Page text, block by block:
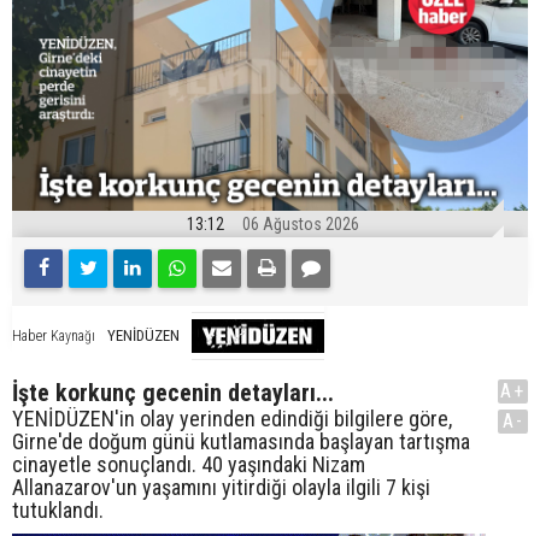
13:12 06 Ağustos 2026
Haber Kaynağı YENİDÜZEN
İşte korkunç gecenin detayları...
YENİDÜZEN'in olay yerinden edindiği bilgilere göre,
Girne'de doğum günü kutlamasında başlayan tartışma
cinayetle sonuçlandı. 40 yaşındaki Nizam
Allanazarov'un yaşamını yitirdiği olayla ilgili 7 kişi
tutuklandı.
A+
A-